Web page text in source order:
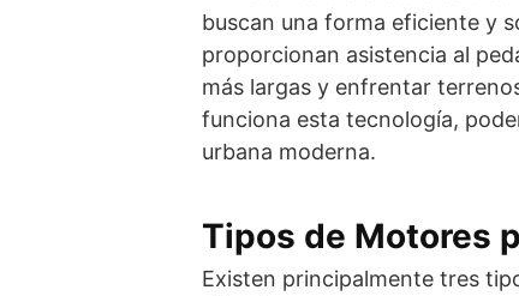
buscan una forma eficiente y
proporcionan asistencia al
más largas y enfrentar
funciona esta tecnología,
urbana moderna.
Tipos de Motores
Existen principalmente tres